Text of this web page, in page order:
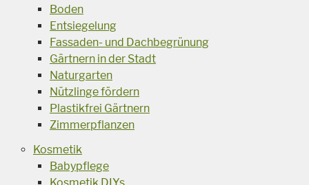
Boden
Entsiegelung
Fassaden- und Dachbegrünung
Gärtnern in der Stadt
Naturgarten
Nützlinge fördern
Plastikfrei Gärtnern
Zimmerpflanzen
Kosmetik
Babypflege
Kosmetik DIYs